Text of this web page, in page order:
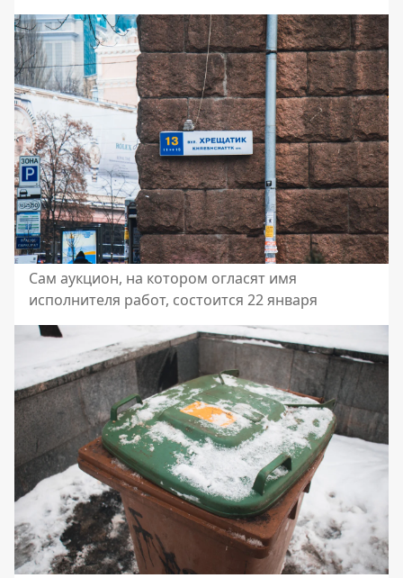
Сам аукцион, на котором огласят имя
исполнителя работ, состоится 22 января